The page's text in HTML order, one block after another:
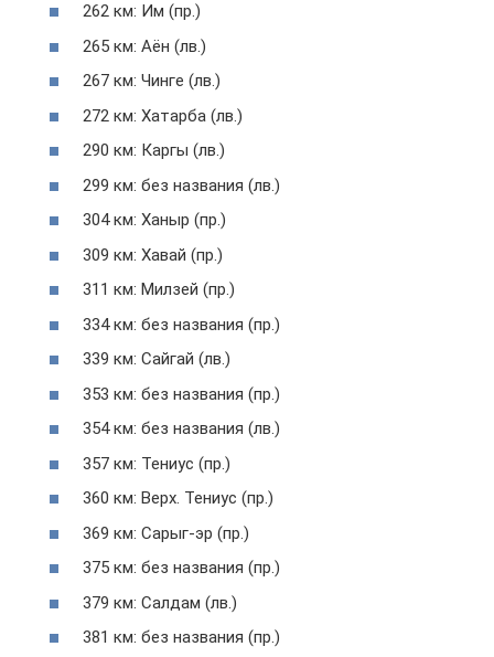
262 км: Им (пр.)
265 км: Аён (лв.)
267 км: Чинге (лв.)
272 км: Хатарба (лв.)
290 км: Каргы (лв.)
299 км: без названия (лв.)
304 км: Ханыр (пр.)
309 км: Хавай (пр.)
311 км: Милзей (пр.)
334 км: без названия (пр.)
339 км: Сайгай (лв.)
353 км: без названия (пр.)
354 км: без названия (лв.)
357 км: Тениус (пр.)
360 км: Верх. Тениус (пр.)
369 км: Сарыг-эр (пр.)
375 км: без названия (пр.)
379 км: Салдам (лв.)
381 км: без названия (пр.)